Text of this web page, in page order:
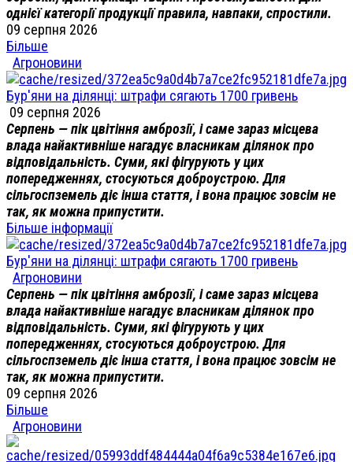
однієї категорії продукції правила, навпаки, спростили.
09 серпня 2026
Більше
Агроновини
Бур'яни на ділянці: штрафи сягають 1700 гривень
09 серпня 2026
Серпень — пік цвітіння амброзії, і саме зараз місцева
влада найактивніше нагадує власникам ділянок про
відповідальність. Суми, які фігурують у цих
попередженнях, стосуються доброустрою. Для
сільгоспземель діє інша стаття, і вона працює зовсім не
так, як можна припустити.
Більше інформації
Бур'яни на ділянці: штрафи сягають 1700 гривень
Агроновини
Серпень — пік цвітіння амброзії, і саме зараз місцева
влада найактивніше нагадує власникам ділянок про
відповідальність. Суми, які фігурують у цих
попередженнях, стосуються доброустрою. Для
сільгоспземель діє інша стаття, і вона працює зовсім не
так, як можна припустити.
09 серпня 2026
Більше
Агроновини